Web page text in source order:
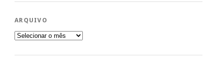
ARQUIVO
Arquivo